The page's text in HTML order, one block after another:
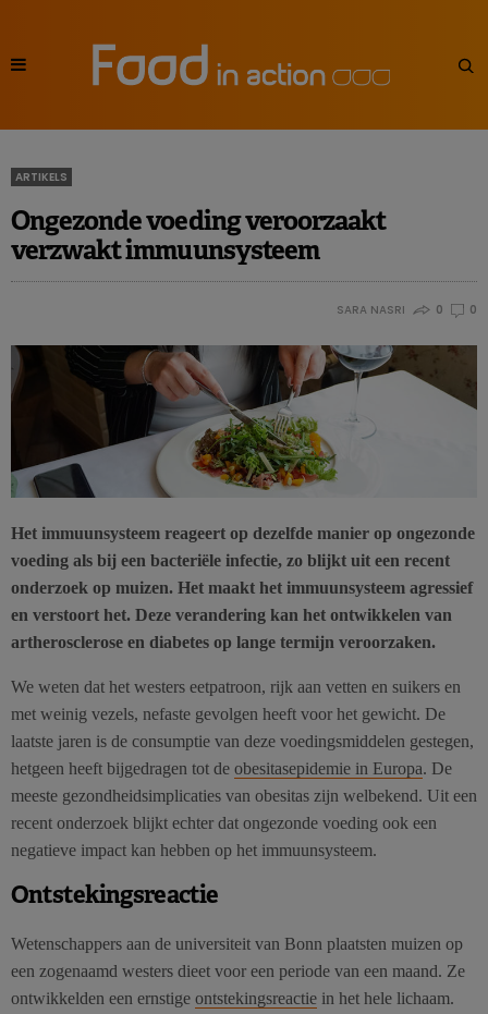
ARTIKELS
Ongezonde voeding veroorzaakt
verzwakt immuunsysteem
SARA NASRI 0 0
Het immuunsysteem reageert op dezelfde manier op ongezonde
voeding als bij een bacteriële infectie, zo blijkt uit een recent
onderzoek op muizen. Het maakt het immuunsysteem agressief
en verstoort het. Deze verandering kan het ontwikkelen van
artherosclerose en diabetes op lange termijn veroorzaken.
We weten dat het westers eetpatroon, rijk aan vetten en suikers en
met weinig vezels, nefaste gevolgen heeft voor het gewicht. De
laatste jaren is de consumptie van deze voedingsmiddelen gestegen,
hetgeen heeft bijgedragen tot de obesitasepidemie in Europa. De
meeste gezondheidsimplicaties van obesitas zijn welbekend. Uit een
recent onderzoek blijkt echter dat ongezonde voeding ook een
negatieve impact kan hebben op het immuunsysteem.
Ontstekingsreactie
Wetenschappers aan de universiteit van Bonn plaatsten muizen op
een zogenaamd westers dieet voor een periode van een maand. Ze
ontwikkelden een ernstige ontstekingsreactie in het hele lichaam.